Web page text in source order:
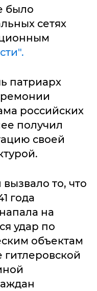
было
сетях
патриарх
российских
получил
своей
то, что
года
на
удар по
объектам